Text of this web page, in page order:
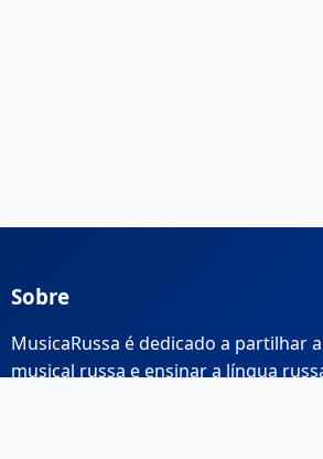
Sobre
MusicaRussa é dedicado a partilhar
musical russa e ensinar a língua